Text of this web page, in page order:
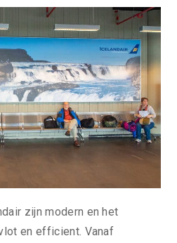
zijn modern en het
en efficient. Vanaf